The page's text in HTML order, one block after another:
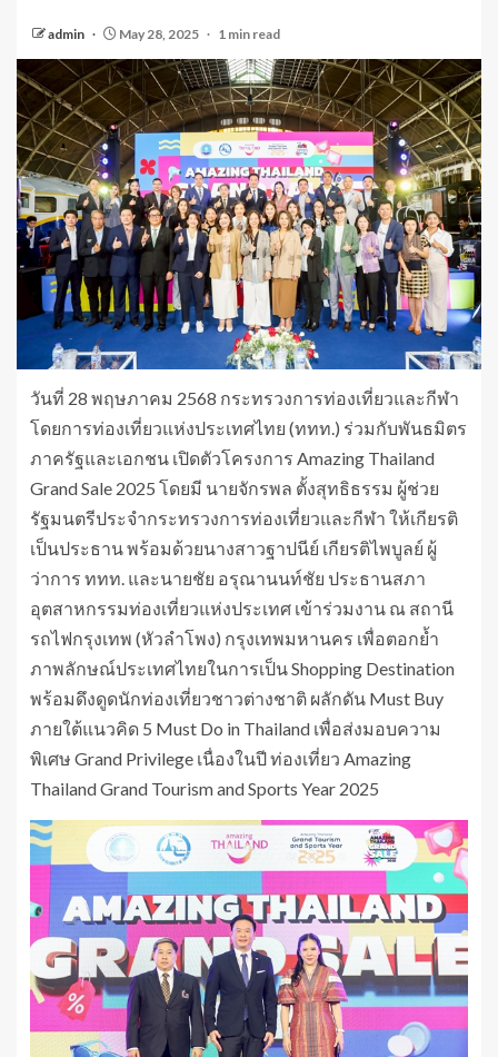
admin May 28, 2025 1 min read
วันที่ 28 พฤษภาคม 2568 กระทรวงการท่องเที่ยวและกีฬา
โดยการท่องเที่ยวแห่งประเทศไทย (ททท.) ร่วมกับพันธมิตร
ภาครัฐและเอกชน เปิดตัวโครงการ Amazing Thailand
Grand Sale 2025 โดยมี นายจักรพล ตั้งสุทธิธรรม ผู้ช่วย
รัฐมนตรีประจำกระทรวงการท่องเที่ยวและกีฬา ให้เกียรติ
เป็นประธาน พร้อมด้วยนางสาวฐาปนีย์ เกียรติไพบูลย์ ผู้
ว่าการ ททท. และนายชัย อรุณานนท์ชัย ประธานสภา
อุตสาหกรรมท่องเที่ยวแห่งประเทศ เข้าร่วมงาน ณ สถานี
รถไฟกรุงเทพ (หัวลำโพง) กรุงเทพมหานคร เพื่อตอกย้ำ
ภาพลักษณ์ประเทศไทยในการเป็น Shopping Destination
พร้อมดึงดูดนักท่องเที่ยวชาวต่างชาติ ผลักดัน Must Buy
ภายใต้แนวคิด 5 Must Do in Thailand เพื่อส่งมอบความ
พิเศษ Grand Privilege เนื่องในปี ท่องเที่ยว Amazing
Thailand Grand Tourism and Sports Year 2025